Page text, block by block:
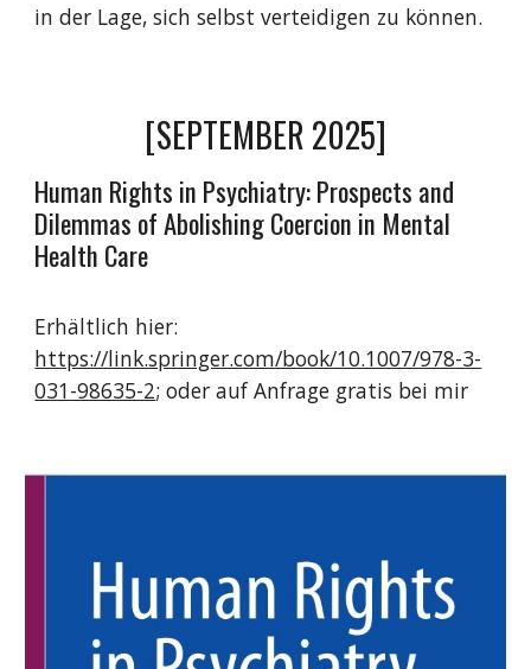
in der Lage, sich selbst verteidigen zu können.
[SEPTEMBER 2025]
Human Rights in Psychiatry: Prospects and
Dilemmas of Abolishing Coercion in Mental
Health Care
Erhältlich hier:
https://link.springer.com/book/10.1007/978-3-
031-98635-2; oder auf Anfrage gratis bei mir